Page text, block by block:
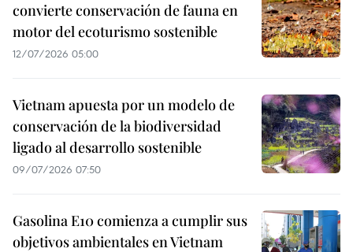
convierte conservación de fauna en
motor del ecoturismo sostenible
12/07/2026 05:00
Vietnam apuesta por un modelo de
conservación de la biodiversidad
ligado al desarrollo sostenible
09/07/2026 07:50
Gasolina E10 comienza a cumplir sus
objetivos ambientales en Vietnam